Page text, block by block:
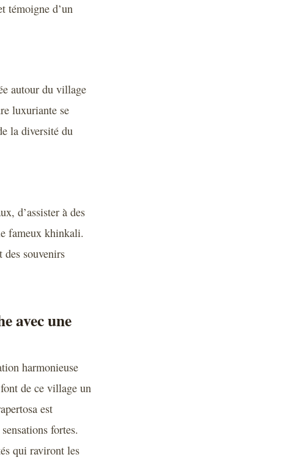
témoigne d’un
autour du village
luxuriante se
la diversité du
d’assister à des
fameux khinkali.
souvenirs
avec une
harmonieuse
de ce village un
est
fortes.
qui raviront les